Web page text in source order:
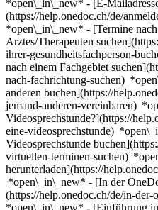
*open\_in\_new* - [E-
(https://help.onedoc.ch/de/
*open\_in\_new* - [Termine
Arztes/Therapeuten
ihrer-gesundheitsfachperson-
nach einem Fachgebiet
nach-fachrichtung-suchen)
anderen buchen](https://
jemand-anderen-vereinbaren)
Videosprechstunde?](https://
eine-videosprechstunde)
Videosprechstunde
virtuellen-terminen-suchen)
herunterladen](https://
*open\_in\_new* - [In der
(https://help.onedoc.ch/de/in-der-
*open\_in\_new* - [Einführung